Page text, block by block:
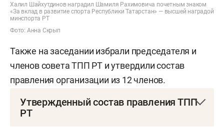
Халил Шайхутдинов наградил Шамиля Рахимовича почетным знаком
«За вклад в развитие спорта Республики Татарстан» — высшей наградой
минспорта РТ
Фото: Анна Скрып
Также на заседании избрали председателя и
членов совета ТПП РТ и утвердили состав
правления организации из 12 членов.
Утвержденный состав правления ТПП
РТ